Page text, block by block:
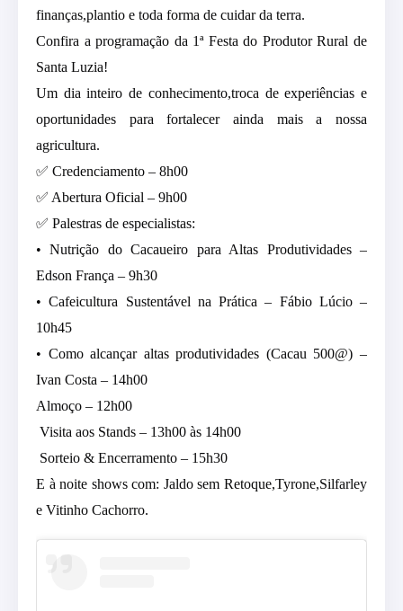
finanças,plantio e toda forma de cuidar da terra.
Confira a programação da 1ª Festa do Produtor Rural de
Santa Luzia!
Um dia inteiro de conhecimento,troca de experiências e
oportunidades para fortalecer ainda mais a nossa
agricultura.
✅ Credenciamento – 8h00
✅ Abertura Oficial – 9h00
✅ Palestras de especialistas:
• Nutrição do Cacaueiro para Altas Produtividades –
Edson França – 9h30
• Cafeicultura Sustentável na Prática – Fábio Lúcio –
10h45
• Como alcançar altas produtividades (Cacau 500@) –
Ivan Costa – 14h00
Almoço – 12h00
Visita aos Stands – 13h00 às 14h00
Sorteio & Encerramento – 15h30
E à noite shows com: Jaldo sem Retoque,Tyrone,Silfarley
e Vitinho Cachorro.